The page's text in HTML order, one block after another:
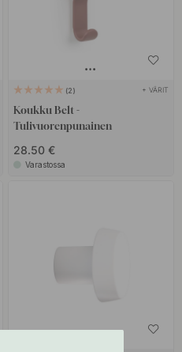
2 + VÄRIT
Koukku Belt -
Tulivuorenpunainen
28.50 €
Varastossa